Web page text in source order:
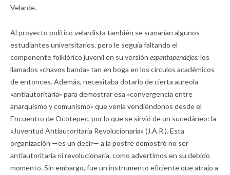
Velarde.
Al proyecto político velardista también se sumarían algunos
estudiantes universitarios, pero le seguía faltando el
componente folklórico juvenil en su versión espantapendejos:los
llamados «chavos banda» tan en boga en los círculos académicos
de entonces. Además, necesitaba dotarlo de cierta aureola
«antiautoritaria» para demostrar esa «convergencia entre
anarquismo y comunismo» que venía vendiéndonos desde el
Encuentro de Ocotepec, por lo que se sirvió de un sucedáneo: la
«Juventud Antiautoritaria Revolucionaria» (J.A.R.). Esta
organización —es un decir— a la postre demostró no ser
antiautoritaria ni revolucionaria, como advertimos en su debido
momento. Sin embargo, fue un instrumento eficiente que atrajo a